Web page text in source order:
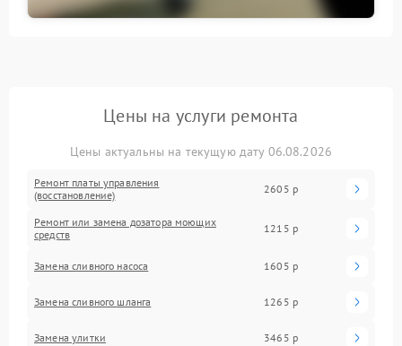
Цены на услуги ремонта
Цены актуальны на текущую дату 06.08.2026
Ремонт платы управления
(восстановление)
2605 р
Ремонт или замена дозатора моющих
средств
1215 р
Замена сливного насоса 1605 р
Замена сливного шланга 1265 р
Замена улитки 3465 р